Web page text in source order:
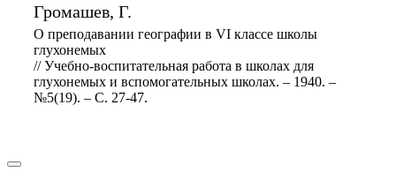
Громашев, Г.
О преподавании географии в VI классе школы
глухонемых
// Учебно-воспитательная работа в школах для
глухонемых и вспомогательных школах. – 1940. –
№5(19). – С. 27-47.